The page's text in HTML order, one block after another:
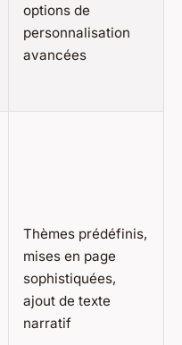
options de
personnalisation
avancées
Thèmes prédéfinis,
mises en page
sophistiquées,
ajout de texte
narratif